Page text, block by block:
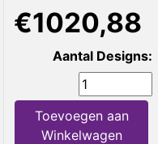
€1020,88
Aantal Designs:
Toevoegen aan
Winkelwagen